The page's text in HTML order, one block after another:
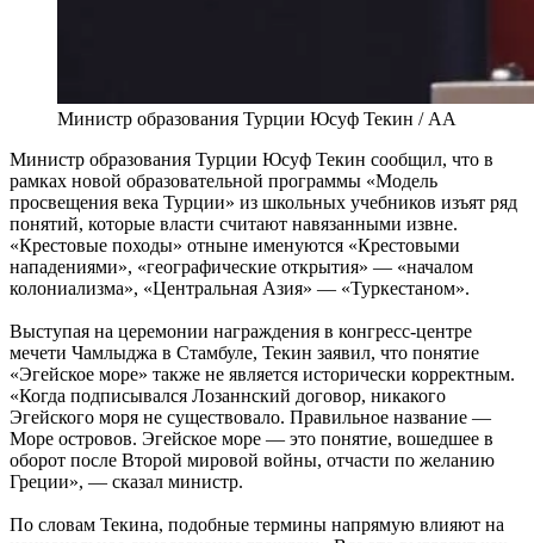
Министр образования Турции Юсуф Текин / AA
Министр образования Турции Юсуф Текин сообщил, что в
рамках новой образовательной программы «Модель
просвещения века Турции» из школьных учебников изъят ряд
понятий, которые власти считают навязанными извне.
«Крестовые походы» отныне именуются «Крестовыми
нападениями», «географические открытия» — «началом
колониализма», «Центральная Азия» — «Туркестаном».
Выступая на церемонии награждения в конгресс-центре
мечети Чамлыджа в Стамбуле, Текин заявил, что понятие
«Эгейское море» также не является исторически корректным.
«Когда подписывался Лозаннский договор, никакого
Эгейского моря не существовало. Правильное название —
Море островов. Эгейское море — это понятие, вошедшее в
оборот после Второй мировой войны, отчасти по желанию
Греции», — сказал министр.
По словам Текина, подобные термины напрямую влияют на